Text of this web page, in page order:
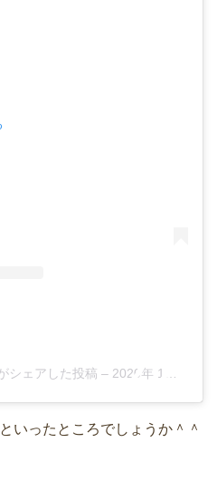
シェアした投稿 – 2020年 1月月11日午前6時09分PST
いったところでしょうか＾＾